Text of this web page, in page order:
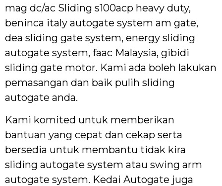
mag dc/ac Sliding s100acp heavy duty,
beninca italy autogate system am gate,
dea sliding gate system, energy sliding
autogate system, faac Malaysia, gibidi
sliding gate motor. Kami ada boleh lakukan
pemasangan dan baik pulih sliding
autogate anda.
Kami komited untuk memberikan
bantuan yang cepat dan cekap serta
bersedia untuk membantu tidak kira
sliding autogate system atau swing arm
autogate system. Kedai Autogate juga